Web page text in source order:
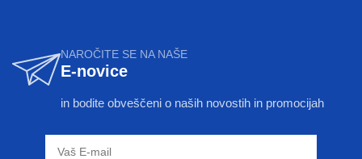
NAROČITE SE NA NAŠE
E-novice
in bodite obveščeni o naših novostih in promocijah